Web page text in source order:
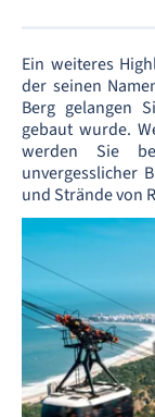
Ein weiteres
der seinen
Berg gelangen
gebaut wurde.
werden Sie
unvergesslicher
und Strände von